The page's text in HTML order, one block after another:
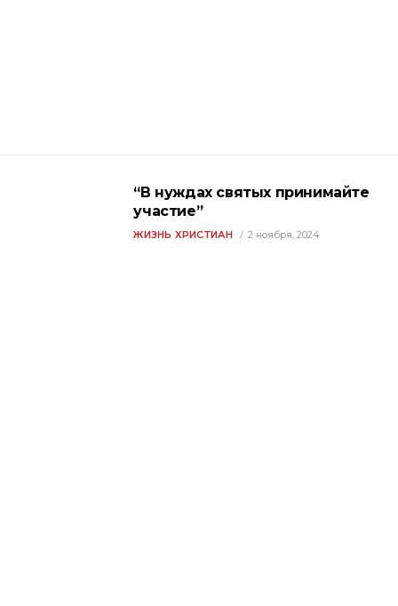
“В нуждах святых принимайте
участие”
ЖИЗНЬ ХРИСТИАН 2 ноября, 2024